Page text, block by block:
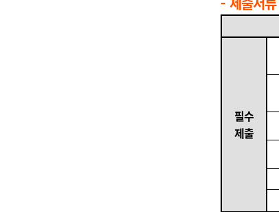
필수
제출